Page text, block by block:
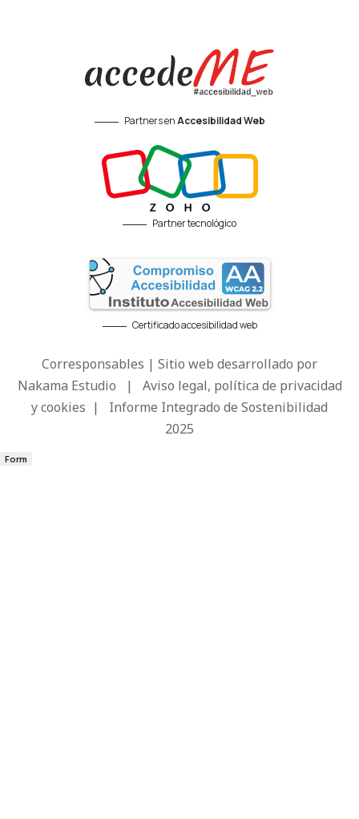
Partners enAccesibilidad Web
Partner tecnológico
Certificado accesibilidad web
Corresponsables | Sitio web desarrollado por
Nakama Estudio | Aviso legal, política de privacidad
y cookies | Informe Integrado de Sostenibilidad
2025
Form